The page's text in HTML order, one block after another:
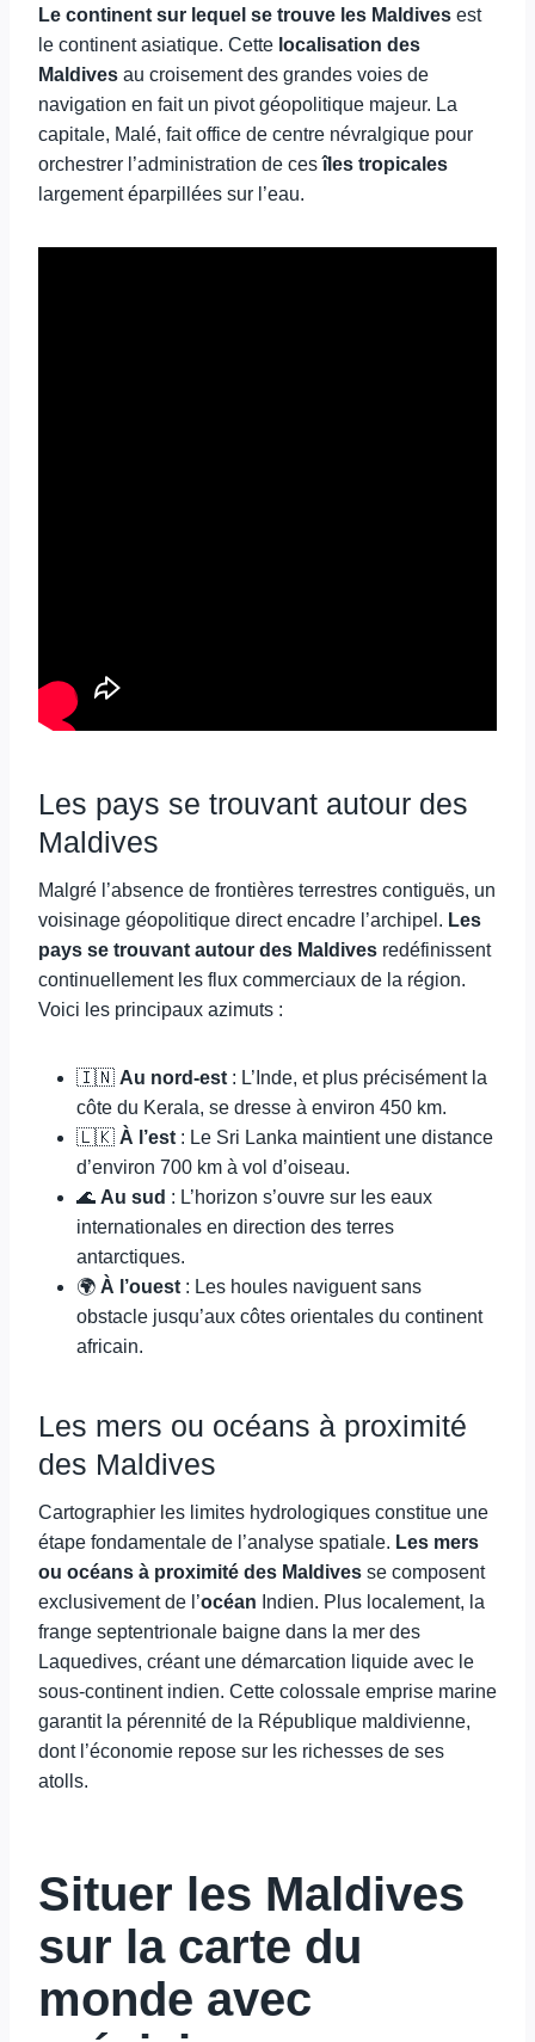
Le continent sur lequel se trouve les Maldives est
le continent asiatique. Cette localisation des
Maldives au croisement des grandes voies de
navigation en fait un pivot géopolitique majeur. La
capitale, Malé, fait office de centre névralgique pour
orchestrer l’administration de cesîles tropicales
largement éparpillées sur l’eau.
Les pays se trouvant autour des
Maldives
Malgré l’absence de frontières terrestres contiguës, un
voisinage géopolitique direct encadre l’archipel. Les
pays se trouvant autour des Maldives redéfinissent
continuellement les flux commerciaux de la région.
Voici les principaux azimuts :
🇮🇳 Au nord-est : L’Inde, et plus précisément la
côte du Kerala, se dresse à environ 450 km.
🇱🇰 À l’est : Le Sri Lanka maintient une distance
d’environ 700 km à vol d’oiseau.
🌊 Au sud : L’horizon s’ouvre sur les eaux
internationales en direction des terres
antarctiques.
🌍 À l’ouest : Les houles naviguent sans
obstacle jusqu’aux côtes orientales du continent
africain.
Les mers ou océans à proximité
des Maldives
Cartographier les limites hydrologiques constitue une
étape fondamentale de l’analyse spatiale. Les mers
ou océans à proximité des Maldives se composent
exclusivement de l’océan Indien. Plus localement, la
frange septentrionale baigne dans la mer des
Laquedives, créant une démarcation liquide avec le
sous-continent indien. Cette colossale emprise marine
garantit la pérennité de la République maldivienne,
dont l’économie repose sur les richesses de ses
atolls.
Situer les Maldives
sur la carte du
monde avec